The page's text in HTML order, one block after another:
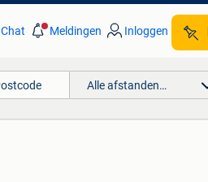
Chat Meldingen Inloggen
Alle afstanden…